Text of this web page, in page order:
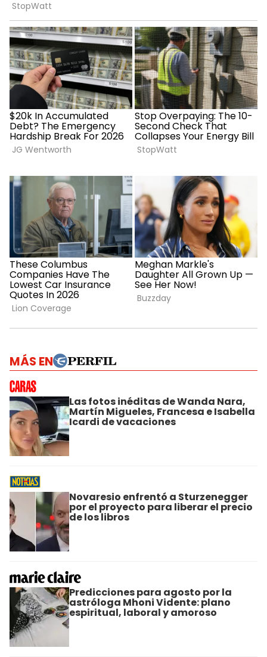
MÁS EN
Las fotos inéditas de Wanda Nara,
Martín Migueles, Francesa e Isabella
Icardi de vacaciones
Novaresio enfrentó a Sturzenegger
por el proyecto para liberar el precio
de los libros
Predicciones para agosto por la
astróloga Mhoni Vidente: plano
espiritual, laboral y amoroso